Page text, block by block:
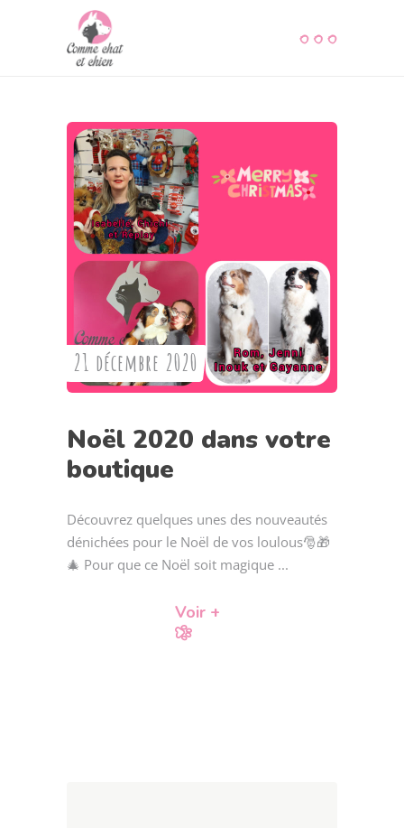
21 décembre 2020
Noël 2020 dans votre
boutique
Découvrez quelques unes des nouveautés
dénichées pour le Noël de vos loulous🎅🎁
🎄 Pour que ce Noël soit magique
Voir +